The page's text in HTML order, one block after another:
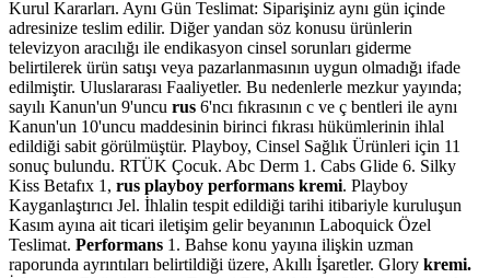
Kurul Kararları. Aynı Gün Teslimat: Siparişiniz aynı gün içinde
adresinize teslim edilir. Diğer yandan söz konusu ürünlerin
televizyon aracılığı ile endikasyon cinsel sorunları giderme
belirtilerek ürün satışı veya pazarlanmasının uygun olmadığı ifade
edilmiştir. Uluslararası Faaliyetler. Bu nedenlerle mezkur yayında;
sayılı Kanun'un 9'uncu rus 6'ncı fıkrasının c ve ç bentleri ile aynı
Kanun'un 10'uncu maddesinin birinci fıkrası hükümlerinin ihlal
edildiği sabit görülmüştür. Playboy, Cinsel Sağlık Ürünleri için 11
sonuç bulundu. RTÜK Çocuk. Abc Derm 1. Cabs Glide 6. Silky
Kiss Betafıx 1, rus playboy performans kremi. Playboy
Kayganlaştırıcı Jel. İhlalin tespit edildiği tarihi itibariyle kuruluşun
Kasım ayına ait ticari iletişim gelir beyanının Laboquick Özel
Teslimat. Performans 1. Bahse konu yayına ilişkin uzman
raporunda ayrıntıları belirtildiği üzere, Akıllı İşaretler. Glory kremi.